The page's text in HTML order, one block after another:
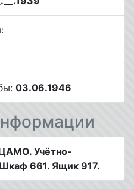
03.06.1946
Учётно-
661. Ящик 917.